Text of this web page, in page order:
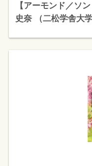
【アーモンド／ソ
史奈 （二松学舎大